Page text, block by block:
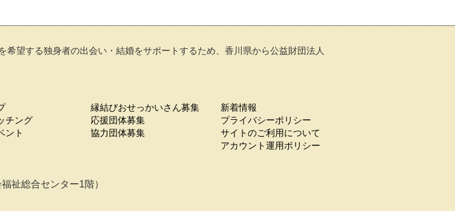
望する独身者の出会い・結婚をサポートするため、香川県から公益財団法人
チング
ント
縁結びおせっかいさん募集
応援団体募集
協力団体募集
新着情報
プライバシーポリシー
サイトのご利用について
アカウント運用ポリシー
祉総合センター1階）